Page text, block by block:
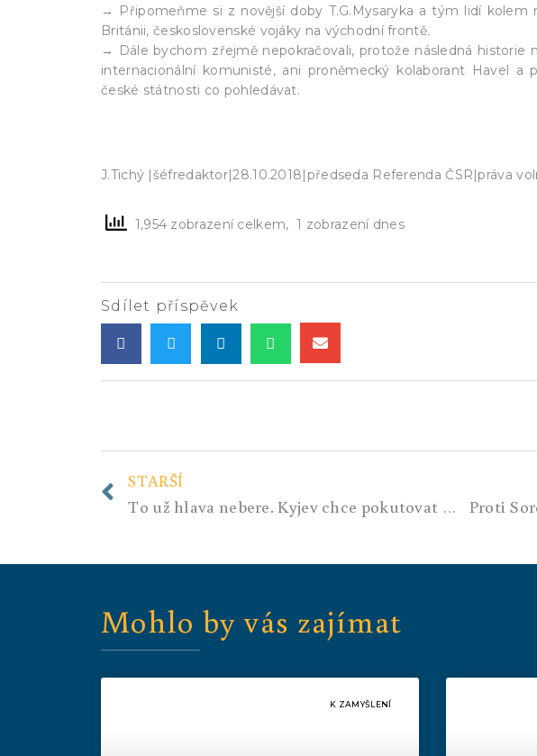
→ Připomeňme si z novější doby T.G.Mysaryka a tým lidí kolem
Británii, československé vojáky na východní frontě.
→ Dále bychom zřejmě nepokračovali, protože následná historie
internacionální komunisté, ani proněmecký kolaborant Havel a
české státnosti co pohledávat.
J.Tichý |šéfredaktor|28.10.2018|předseda Referenda ČSR|práva
1,954 zobrazení celkem, 1 zobrazení dnes
Sdílet příspěvek
STARŠÍ
To už hlava nebere. Kyjev chce pokutovat Krymčany za přechod Kerčenského mostu Proti
Mohlo by vás zajímat
K ZAMYŠLENÍ